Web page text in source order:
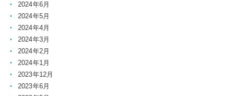
2024年6月
2024年5月
2024年4月
2024年3月
2024年2月
2024年1月
2023年12月
2023年6月